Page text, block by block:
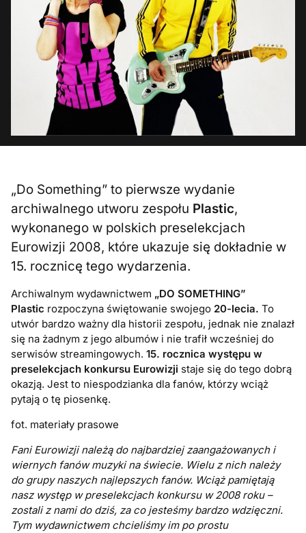
„Do Something” to pierwsze wydanie
archiwalnego utworu zespołu Plastic,
wykonanego w polskich preselekcjach
Eurowizji 2008, które ukazuje się dokładnie w
15. rocznicę tego wydarzenia.
Archiwalnym wydawnictwem „DO SOMETHING”
Plastic rozpoczyna świętowanie swojego 20-lecia. To
utwór bardzo ważny dla historii zespołu, jednak nie znalazł
się na żadnym z jego albumów i nie trafił wcześniej do
serwisów streamingowych.15. rocznica występu w
preselekcjach konkursu Eurowizji staje się do tego dobrą
okazją. Jest to niespodzianka dla fanów, którzy wciąż
pytają o tę piosenkę.
fot. materiały prasowe
Fani Eurowizji należą do najbardziej zaangażowanych i
wiernych fanów muzyki na świecie. Wielu z nich należy
do grupy naszych najlepszych fanów. Wciąż pamiętają
nasz występ w preselekcjach konkursu w 2008 roku –
zostali z nami do dziś, za co jesteśmy bardzo wdzięczni.
Tym wydawnictwem chcieliśmy im po prostu